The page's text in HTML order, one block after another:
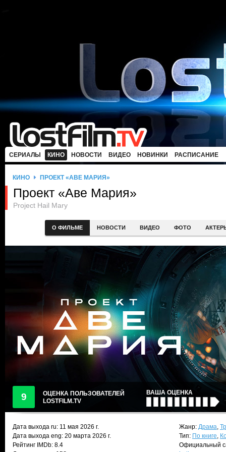
СЕРИАЛЫ КИНО НОВОСТИ ВИДЕО НОВИНКИ РАСПИСАНИЕ
КИНО ПРОЕКТ «АВЕ МАРИЯ»
Проект «Аве Мария»
Project Hail Mary
О ФИЛЬМЕ НОВОСТИ ВИДЕО ФОТО
9
ОЦЕНКА ПОЛЬЗОВАТЕЛЕЙ
LOSTFILM.TV
ВАША ОЦЕНКА
Дата выхода ru: 11 мая 2026 г.
Дата выхода eng: 20 марта 2026 г.
Рейтинг IMDb: 8.4
Жанр: Драма,
Тип: По книге,
Официальный